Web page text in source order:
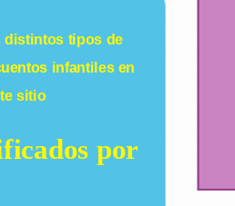
distintos tipos de
infantilesen
sitio
por